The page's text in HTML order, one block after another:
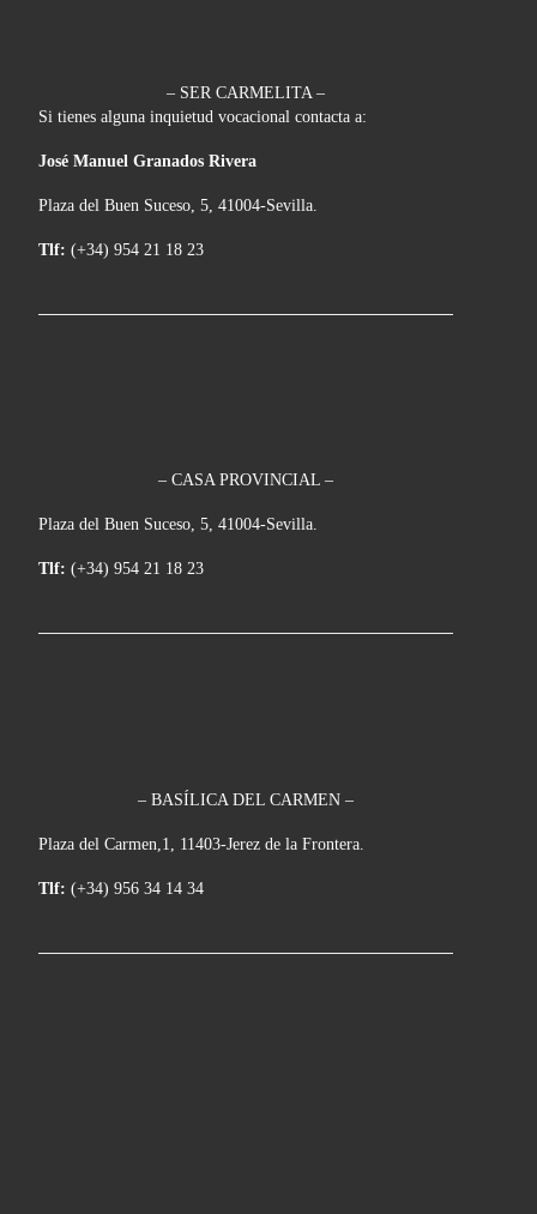
– SER CARMELITA –
Si tienes alguna inquietud vocacional contacta a:
José Manuel Granados Rivera
Plaza del Buen Suceso, 5, 41004-Sevilla.
Tlf: (+34) 954 21 18 23
– CASA PROVINCIAL –
Plaza del Buen Suceso, 5, 41004-Sevilla.
Tlf: (+34) 954 21 18 23
– BASÍLICA DEL CARMEN –
Plaza del Carmen,1, 11403-Jerez de la Frontera.
Tlf: (+34) 956 34 14 34